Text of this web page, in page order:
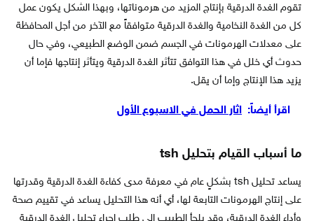
تقوم الغدة الدرقية بإنتاج المزيد من هرموناتها، وبهذا الشكل يكون عمل
كل من الغدة النخامية والغدة الدرقية متوافقاً مع الآخر من أجل المحافظة
على معدلات الهرمونات في الجسم ضمن الوضع الطبيعي، وفي حال
حدوث أي خلل في هذا التوافق تتأثر الغدة الدرقية ويتأثر إنتاجها فإما أن
يزيد هذا الإنتاج وإما أن يقل.
اقرأ أيضاً: اثار الحمل في الاسبوع الأول
ما أسباب القيام بتحليلtsh
يساعد تحليل tsh بشكلٍ عام في معرفة مدى كفاءة الغدة الدرقية وقدرتها
على إنتاج الهرمونات التابعة لها، أي أنه هذا التحليل يساعد في تقييم صحة
وأداء الغدة الدرقية، وقد يلجأ الطبيب إلى طلب إجراء تحليل الغدة الدرقية